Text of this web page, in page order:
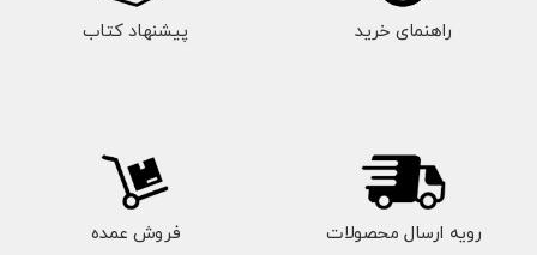
راهنمای خرید پیشنهاد کتاب
رویه ارسال محصولات فروش عمده